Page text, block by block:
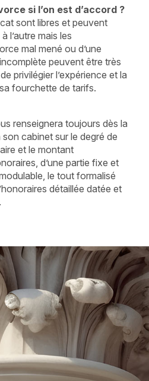
si l’on est d’accord ?
sont libres et peuvent
l’autre mais les
mal mené ou d’une
peuvent être très
privilégier l’expérience et la
fourchette de tarifs.
renseignera toujours dès la
cabinet sur le degré de
et le montant
d’une partie fixe et
le tout formalisé
détaillée datée et